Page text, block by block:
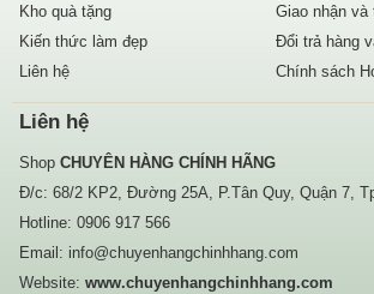
Kho quà tặng
Kiến thức làm đẹp
Liên hệ
Giao nhận và
Đổi trả hàng
Chính sách
Liên hệ
Shop CHUYÊN HÀNG CHÍNH HÃNG
Đ/c: 68/2 KP2, Đường 25A, P.Tân Quy, Quận 7,
Hotline: 0906 917 566
Email: info@chuyenhangchinhhang.com
Website: www.chuyenhangchinhhang.com